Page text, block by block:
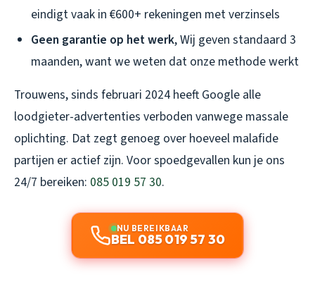
eindigt vaak in €600+ rekeningen met verzinsels
Geen garantie op het werk, Wij geven standaard 3
maanden, want we weten dat onze methode werkt
Trouwens, sinds februari 2024 heeft Google alle
loodgieter-advertenties verboden vanwege massale
oplichting. Dat zegt genoeg over hoeveel malafide
partijen er actief zijn. Voor spoedgevallen kun je ons
24/7 bereiken: 085 019 57 30.
NU BEREIKBAAR
BEL 085 019 57 30